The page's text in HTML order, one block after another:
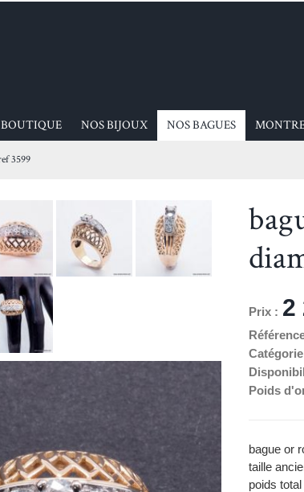
NOS BIJOUX NOS BAGUES
3599
Prix : 2
Poids
bague or
taille
poids